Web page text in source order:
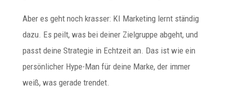
Aber es geht noch krasser: KI Marketing lernt ständig
dazu. Es peilt, was bei deiner Zielgruppe abgeht, und
passt deine Strategie in Echtzeit an. Das ist wie ein
persönlicher Hype-Man für deine Marke, der immer
weiß, was gerade trendet.